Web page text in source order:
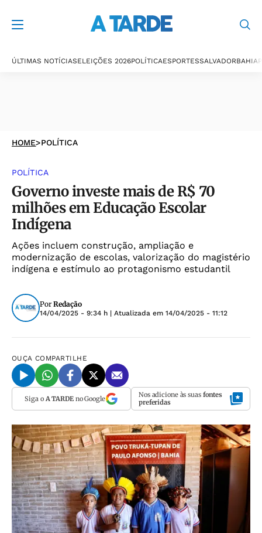
ÚLTIMAS NOTÍCIASELEIÇÕES 2026POLÍTICAESPORTESSALVADORBAHIA
HOME>POLÍTICA
POLÍTICA
Governo investe mais de R$ 70
milhões em Educação Escolar
Indígena
Ações incluem construção, ampliação e
modernização de escolas, valorização do magistério
indígena e estímulo ao protagonismo estudantil
Por Redação
14/04/2025 - 9:34 h | Atualizada em 14/04/2025 - 11:12
OUÇA COMPARTILHE
Siga o A TARDEno Google Nos adicione às suas fontes
preferidas